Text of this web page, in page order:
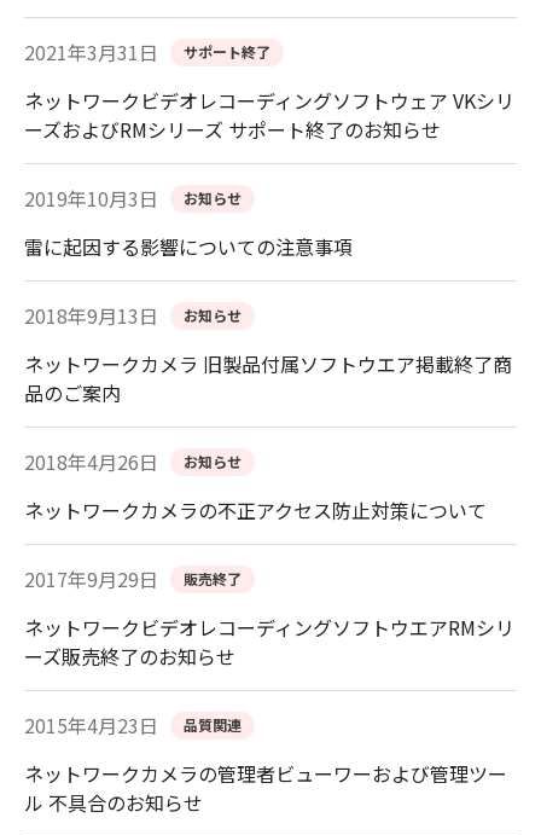
2021年3月31日 サポート終了
ネットワークビデオレコーディングソフトウェア VKシリ
ーズおよびRMシリーズ サポート終了のお知らせ
2019年10月3日 お知らせ
雷に起因する影響についての注意事項
2018年9月13日 お知らせ
ネットワークカメラ 旧製品付属ソフトウエア掲載終了商
品のご案内
2018年4月26日 お知らせ
ネットワークカメラの不正アクセス防止対策について
2017年9月29日 販売終了
ネットワークビデオレコーディングソフトウエアRMシリ
ーズ販売終了のお知らせ
2015年4月23日 品質関連
ネットワークカメラの管理者ビューワーおよび管理ツー
ル 不具合のお知らせ